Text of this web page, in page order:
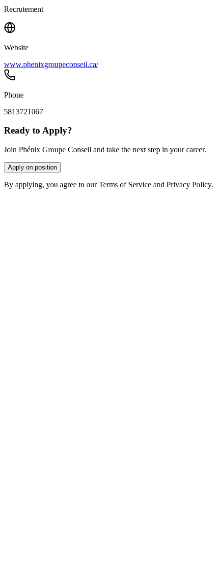
Recrutement
Website
www.phenixgroupeconseil.ca/
Phone
5813721067
Ready to Apply?
Join Phénix Groupe Conseil and take the next step in your career.
Apply on position
By applying, you agree to our Terms of Service and Privacy Policy.